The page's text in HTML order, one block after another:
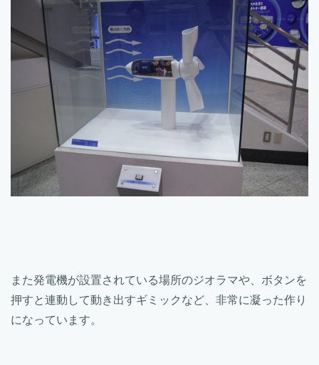
また発電機が設置されている場所のジオラマや、ボタンを
押すと連動して動き出すギミックなど、非常に凝った作り
になっています。